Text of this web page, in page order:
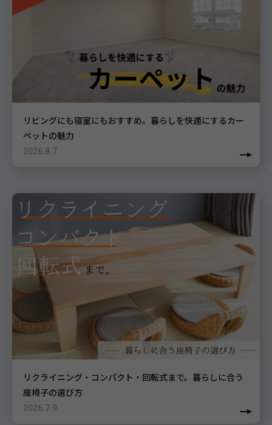
リビングにも寝室にもおすすめ。暮らしを快適にするカー
ペットの魅力
2026.8.7
リクライニング・コンパクト・回転式まで。暮らしに合う
座椅子の選び方
2026.7.9